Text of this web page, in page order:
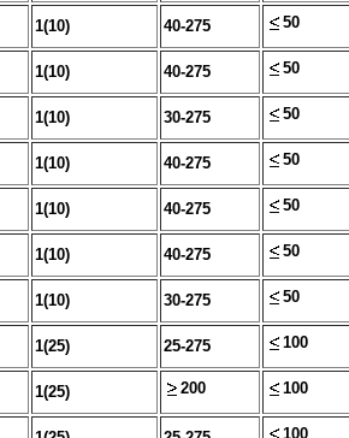
1(10) 40-275 50
1(10) 40-275 50
1(10) 30-275 50
1(10) 40-275 50
1(10) 40-275 50
1(10) 40-275 50
1(10) 30-275 50
1(25) 25-275 100
1(25) 200 100
100